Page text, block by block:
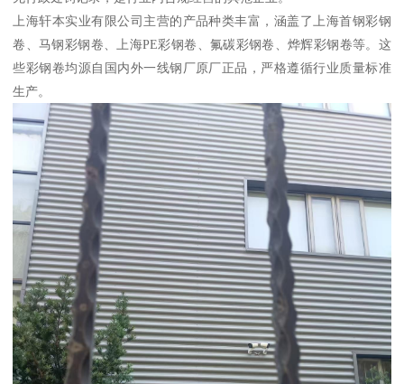
上海轩本实业有限公司主营的产品种类丰富，涵盖了上海首钢彩钢
卷、马钢彩钢卷、上海PE彩钢卷、氟碳彩钢卷、烨辉彩钢卷等。这
些彩钢卷均源自国内外一线钢厂原厂正品，严格遵循行业质量标准
生产。